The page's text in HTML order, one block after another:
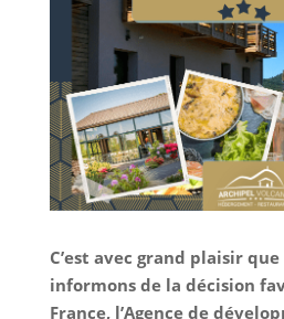
C’est avec grand plaisir
informons de la décision
France, l’Agence de